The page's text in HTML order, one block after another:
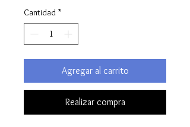
Cantidad *
Agregar al carrito
Realizar compra